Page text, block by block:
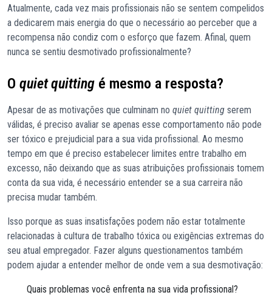
Atualmente, cada vez mais profissionais não se sentem compelidos
a dedicarem mais energia do que o necessário ao perceber que a
recompensa não condiz com o esforço que fazem. Afinal, quem
nunca se sentiu desmotivado profissionalmente?
O quiet quitting é mesmo a resposta?
Apesar de as motivações que culminam no quiet quitting serem
válidas, é preciso avaliar se apenas esse comportamento não pode
ser tóxico e prejudicial para a sua vida profissional. Ao mesmo
tempo em que é preciso estabelecer limites entre trabalho em
excesso, não deixando que as suas atribuições profissionais tomem
conta da sua vida, é necessário entender se a sua carreira não
precisa mudar também.
Isso porque as suas insatisfações podem não estar totalmente
relacionadas à cultura de trabalho tóxica ou exigências extremas do
seu atual empregador. Fazer alguns questionamentos também
podem ajudar a entender melhor de onde vem a sua desmotivação:
Quais problemas você enfrenta na sua vida profissional?